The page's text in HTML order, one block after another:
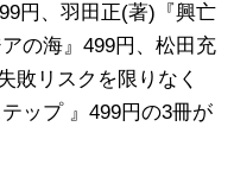
円、羽田正(著)『興亡
の海』499円、松田充
リスクを限りなく
ップ 』499円の3冊が